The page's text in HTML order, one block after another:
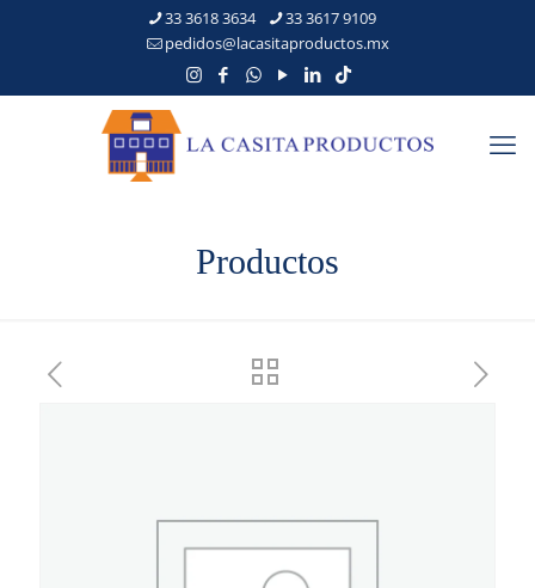
33 3618 3634
33 3617 9109
pedidos@lacasitaproductos.mx
Productos